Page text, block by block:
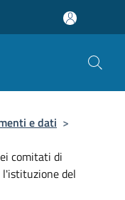
e dati >
comitati di
del